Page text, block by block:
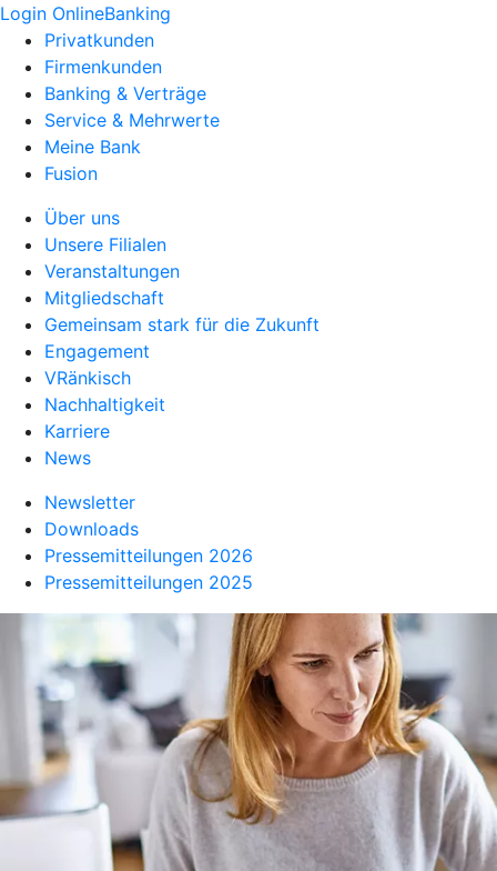
Login OnlineBanking
Privatkunden
Firmenkunden
Banking & Verträge
Service & Mehrwerte
Meine Bank
Fusion
Über uns
Unsere Filialen
Veranstaltungen
Mitgliedschaft
Gemeinsam stark für die Zukunft
Engagement
VRänkisch
Nachhaltigkeit
Karriere
News
Newsletter
Downloads
Pressemitteilungen 2026
Pressemitteilungen 2025